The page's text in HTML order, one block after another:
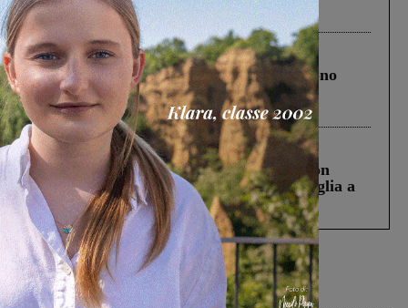
ringraziamento al Governo”
Cronaca 4 Agosto 2026
Un anno fa la strage in A1 in cui morirono
Gianni, Giulia e Franco. Lo schianto, il
processo, lo stop ai sorpassi fra tir....
Cronaca 3 Agosto 2026
Scomparso da una struttura di Castiglion
Fiorentino l’uomo che aveva ucciso la figlia a
Levane nel 2020